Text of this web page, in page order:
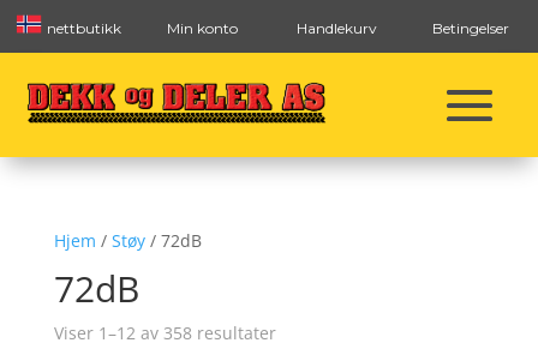
nettbutikk Min konto Handlekurv Betingelser
Hjem / Støy/ 72dB
72dB
Viser 1–12 av 358 resultater